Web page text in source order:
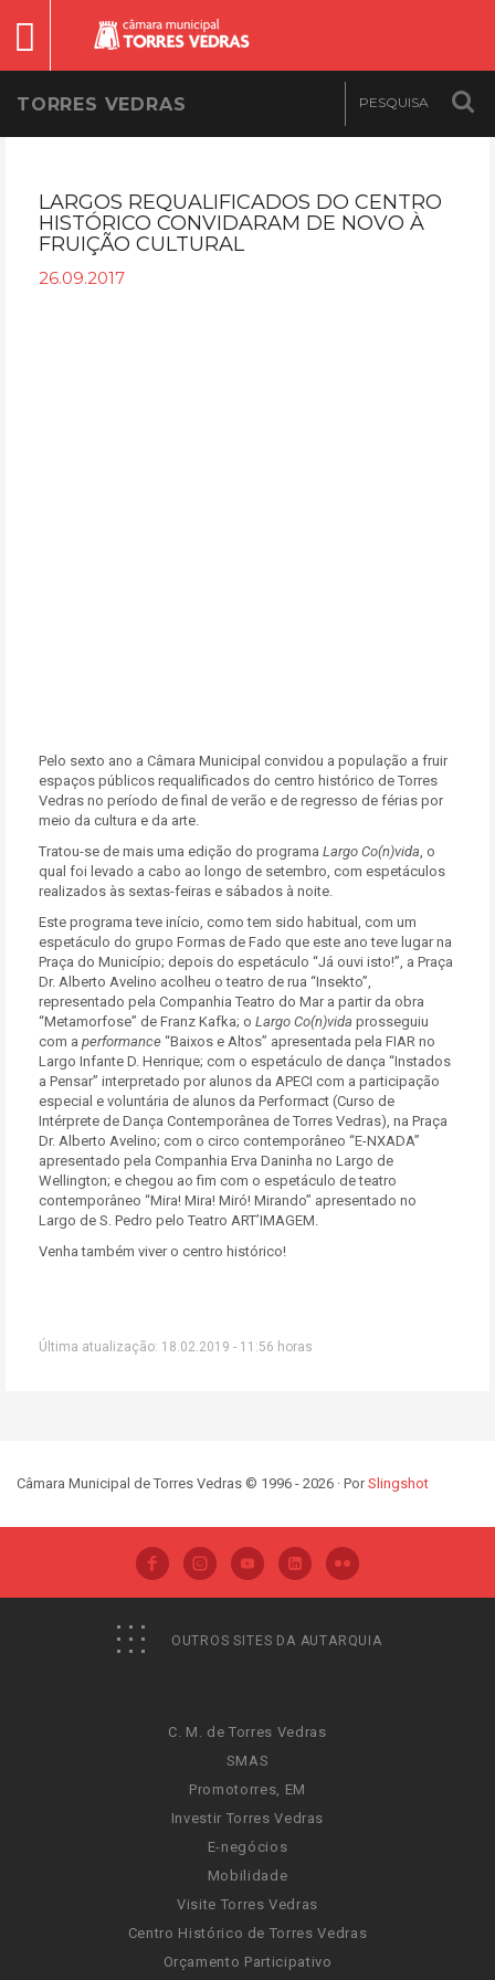
TORRES VEDRAS
LARGOS REQUALIFICADOS DO CENTRO
HISTÓRICO CONVIDARAM DE NOVO À
FRUIÇÃO CULTURAL
26.09.2017
Pelo sexto ano a Câmara Municipal convidou a população a fruir
espaços públicos requalificados do centro histórico de Torres
Vedras no período de final de verão e de regresso de férias por
meio da cultura e da arte.
Tratou-se de mais uma edição do programa Largo Co(n)vida, o
qual foi levado a cabo ao longo de setembro, com espetáculos
realizados às sextas-feiras e sábados à noite.
Este programa teve início, como tem sido habitual, com um
espetáculo do grupo Formas de Fado que este ano teve lugar na
Praça do Município; depois do espetáculo “Já ouvi isto!”, a Praça
Dr. Alberto Avelino acolheu o teatro de rua “Insekto”,
representado pela Companhia Teatro do Mar a partir da obra
“Metamorfose” de Franz Kafka; o Largo Co(n)vida prosseguiu
com a performance “Baixos e Altos” apresentada pela FIAR no
Largo Infante D. Henrique; com o espetáculo de dança “Instados
a Pensar” interpretado por alunos da APECI com a participação
especial e voluntária de alunos da Performact (Curso de
Intérprete de Dança Contemporânea de Torres Vedras), na Praça
Dr. Alberto Avelino; com o circo contemporâneo “E-NXADA”
apresentado pela Companhia Erva Daninha no Largo de
Wellington; e chegou ao fim com o espetáculo de teatro
contemporâneo “Mira! Mira! Miró! Mirando” apresentado no
Largo de S. Pedro pelo Teatro ART’IMAGEM.
Venha também viver o centro histórico!
Última atualização: 18.02.2019 - 11:56 horas
Câmara Municipal de Torres Vedras © 1996 - 2026 · PorSlingshot
OUTROS SITES DA AUTARQUIA
C. M. de Torres Vedras
SMAS
Promotorres, EM
Investir Torres Vedras
E-negócios
Mobilidade
Visite Torres Vedras
Centro Histórico de Torres Vedras
Orçamento Participativo